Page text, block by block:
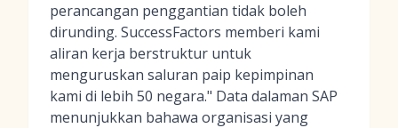
perancangan penggantian tidak boleh
dirunding. SuccessFactors memberi kami
aliran kerja berstruktur untuk
menguruskan saluran paip kepimpinan
kami di lebih 50 negara." Data dalaman SAP
menunjukkan bahawa organisasi yang